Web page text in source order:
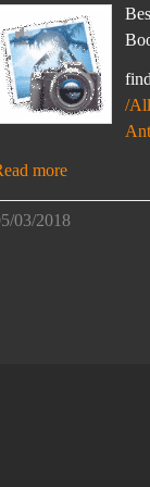
/
more
03/2018